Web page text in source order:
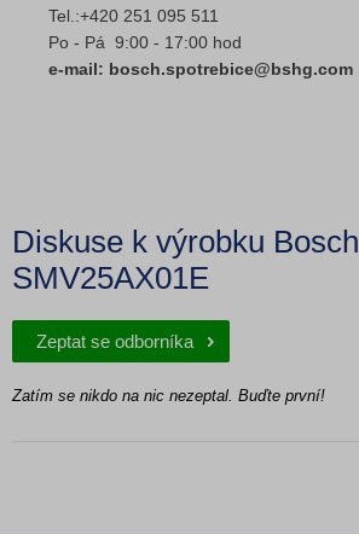
Tel.:+420 251 095 511
Po - Pá 9:00 - 17:00 hod
e-mail: bosch.spotrebice@bshg.com
Diskuse k výrobku Bosch
SMV25AX01E
Zeptat se odborníka
Zatím se nikdo na nic nezeptal. Buďte první!